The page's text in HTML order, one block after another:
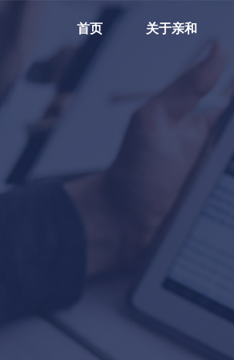
首页 关于亲和